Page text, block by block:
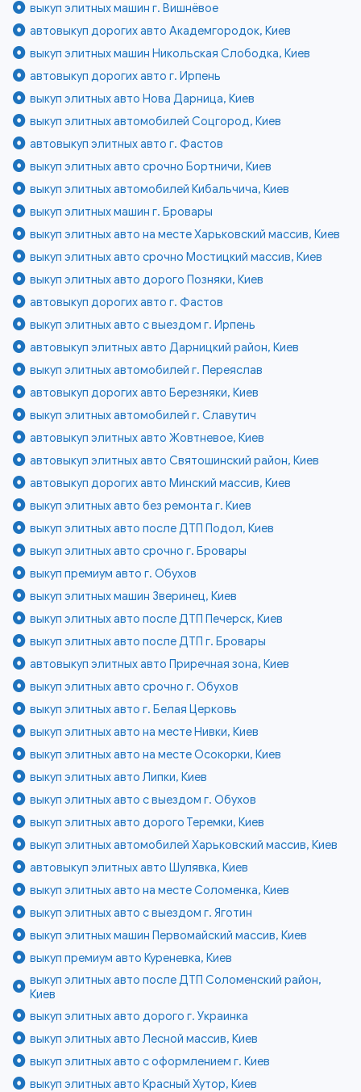
выкуп элитных машин г. Вишнёвое
автовыкуп дорогих авто Академгородок, Киев
выкуп элитных машин Никольская Слободка, Киев
автовыкуп дорогих авто г. Ирпень
выкуп элитных авто Нова Дарница, Киев
выкуп элитных автомобилей Соцгород, Киев
автовыкуп элитных авто г. Фастов
выкуп элитных авто срочно Бортничи, Киев
выкуп элитных автомобилей Кибальчича, Киев
выкуп элитных машин г. Бровары
выкуп элитных авто на месте Харьковский массив, Киев
выкуп элитных авто срочно Мостицкий массив, Киев
выкуп элитных авто дорого Позняки, Киев
автовыкуп дорогих авто г. Фастов
выкуп элитных авто с выездом г. Ирпень
автовыкуп элитных авто Дарницкий район, Киев
выкуп элитных автомобилей г. Переяслав
автовыкуп дорогих авто Березняки, Киев
выкуп элитных автомобилей г. Славутич
автовыкуп элитных авто Жовтневое, Киев
автовыкуп элитных авто Святошинский район, Киев
автовыкуп дорогих авто Минский массив, Киев
выкуп элитных авто без ремонта г. Киев
выкуп элитных авто после ДТП Подол, Киев
выкуп элитных авто срочно г. Бровары
выкуп премиум авто г. Обухов
выкуп элитных машин Зверинец, Киев
выкуп элитных авто после ДТП Печерск, Киев
выкуп элитных авто после ДТП г. Бровары
автовыкуп элитных авто Приречная зона, Киев
выкуп элитных авто срочно г. Обухов
выкуп элитных авто г. Белая Церковь
выкуп элитных авто на месте Нивки, Киев
выкуп элитных авто на месте Осокорки, Киев
выкуп элитных авто Липки, Киев
выкуп элитных авто с выездом г. Обухов
выкуп элитных авто дорого Теремки, Киев
выкуп элитных автомобилей Харьковский массив, Киев
автовыкуп элитных авто Шулявка, Киев
выкуп элитных авто на месте Соломенка, Киев
выкуп элитных авто с выездом г. Яготин
выкуп элитных машин Первомайский массив, Киев
выкуп премиум авто Куреневка, Киев
выкуп элитных авто после ДТП Соломенский район,
Киев
выкуп элитных авто дорого г. Украинка
выкуп элитных авто Лесной массив, Киев
выкуп элитных авто с оформлением г. Киев
выкуп элитных авто Красный Хутор, Киев